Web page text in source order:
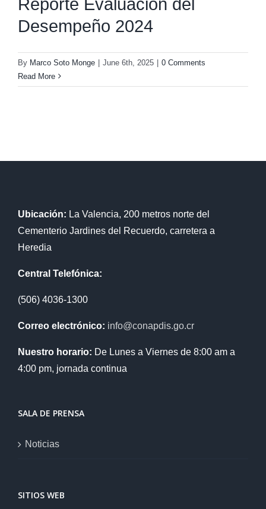
Reporte Evaluación del
Desempeño 2024
By Marco Soto Monge June 6th, 2025
0 Comments
Read More
Ubicación: La Valencia, 200 metros norte del
Cementerio Jardines del Recuerdo, carretera a
Heredia
Central Telefónica:
(506) 4036-1300
Correo electrónico: info@conapdis.go.cr
Nuestro horario: De Lunes a Viernes de 8:00 am a
4:00 pm, jornada continua
SALA DE PRENSA
Noticias
SITIOS WEB